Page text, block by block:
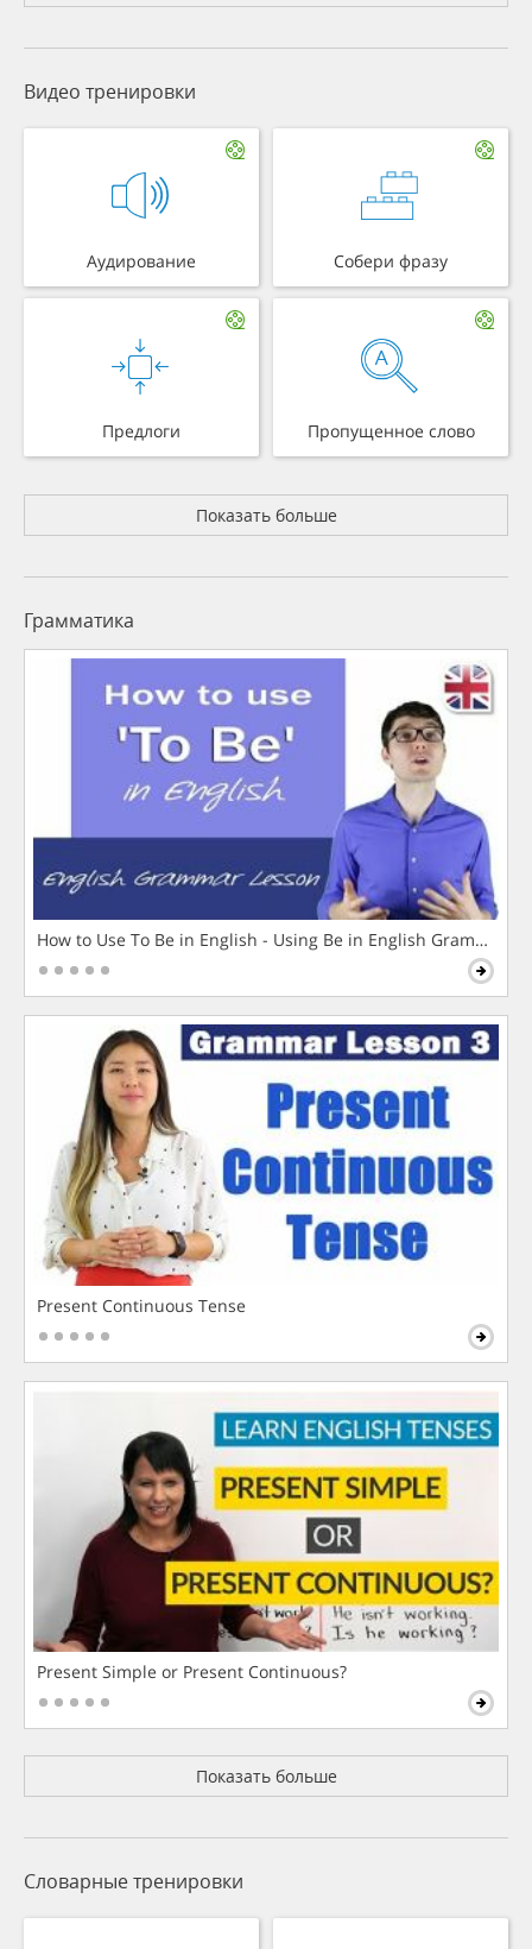
Видео тренировки
Аудирование Собери фразу
Предлоги Пропущенное слово
Показать больше
Грамматика
How to Use To Be in English - Using Be in English Grammar
Present Continuous Tense
Present Simple or Present Continuous?
Показать больше
Словарные тренировки